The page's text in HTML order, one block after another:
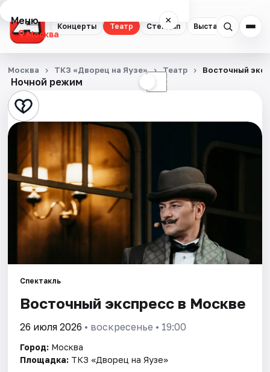
Концерты Театр Стендап Выставки
Меню ×
Москва
Концерты
Театр
Стендап
Выставки
Квесты
Экскурсии
Спорт
Города
Площадки
Артисты
Ночной режим ☾
Москва ТКЗ «Дворец на Яузе» Театр Восточный
Спектакль
Восточный экспресс в Москве
26 июля 2026 • воскресенье • 19:00
Город: Москва
Площадка: ТКЗ «Дворец на Яузе»